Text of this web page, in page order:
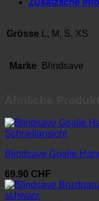
Grösse L, M, S, XS
Marke Blindsave
Schnellansicht
Blindsave Goalie
69.90 CHF